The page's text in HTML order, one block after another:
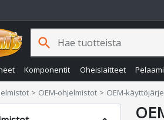
Komponentit Oheislaitteet
search
OEM-ohjelmistot OEM-